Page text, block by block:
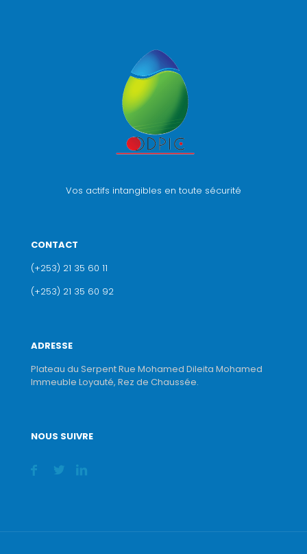
Vos actifs intangibles en toute sécurité
CONTACT
(+253) 21 35 60 11
(+253) 21 35 60 92
ADRESSE
Plateau du Serpent Rue Mohamed Dileita Mohamed
Immeuble Loyauté, Rez de Chaussée.
NOUS SUIVRE